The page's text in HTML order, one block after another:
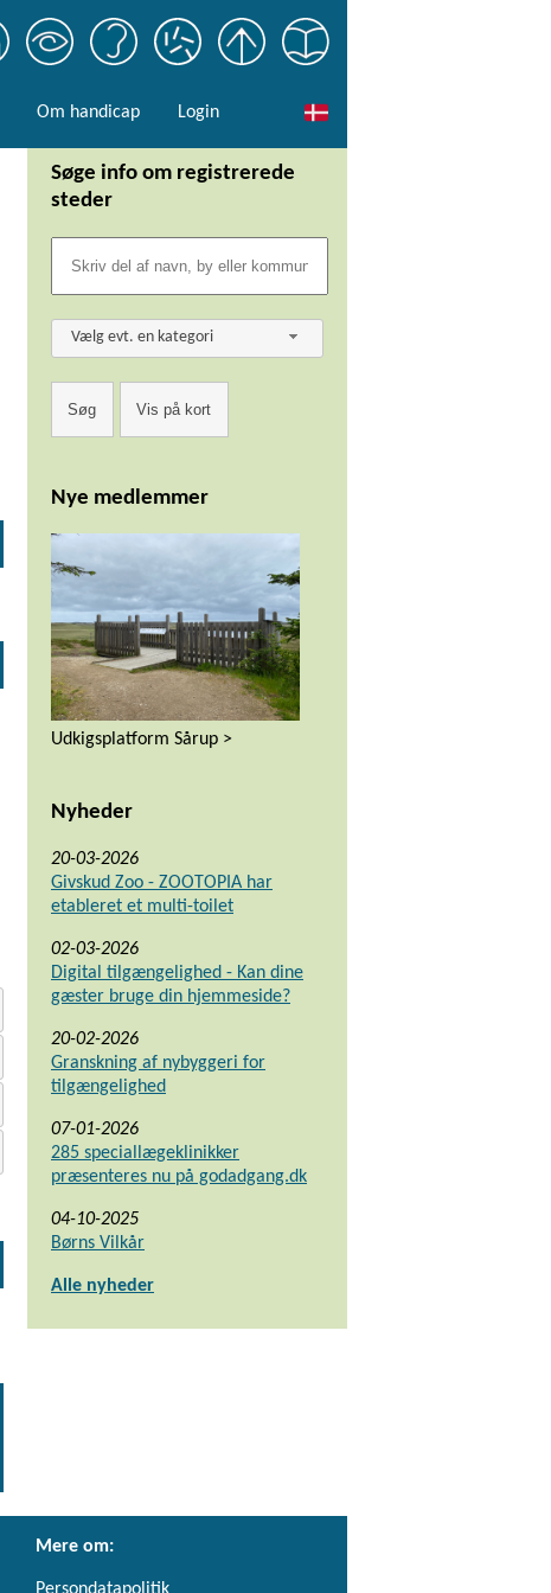
Om handicap Login
Søge info om registrerede
steder
Vælg evt. en kategori
Nye medlemmer
Udkigsplatform Sårup >
Nyheder
20-03-2026
Givskud Zoo - ZOOTOPIA har
etableret et multi-toilet
02-03-2026
Digital tilgængelighed - Kan dine
gæster bruge din hjemmeside?
20-02-2026
Granskning af nybyggeri for
tilgængelighed
07-01-2026
285 speciallægeklinikker
præsenteres nu på godadgang.dk
04-10-2025
Børns Vilkår
Alle nyheder
Mere om: